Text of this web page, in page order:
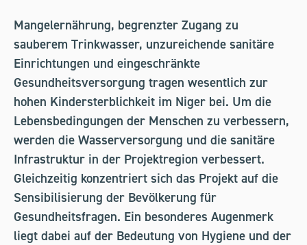
Mangelernährung, begrenzter Zugang zu
sauberem Trinkwasser, unzureichende sanitäre
Einrichtungen und eingeschränkte
Gesundheitsversorgung tragen wesentlich zur
hohen Kindersterblichkeit im Niger bei. Um die
Lebensbedingungen der Menschen zu verbessern,
werden die Wasserversorgung und die sanitäre
Infrastruktur in der Projektregion verbessert.
Gleichzeitig konzentriert sich das Projekt auf die
Sensibilisierung der Bevölkerung für
Gesundheitsfragen. Ein besonderes Augenmerk
liegt dabei auf der Bedeutung von Hygiene und der